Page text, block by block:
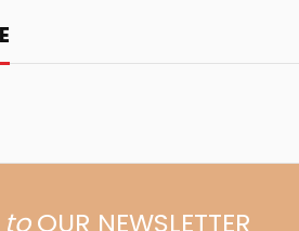
toOUR NEWSLETTER